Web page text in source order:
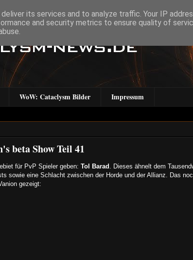
WoW: Cataclysm Bilder Impressum
beta Show Teil 41
für PvP Spieler geben: Tol Barad
. Dieses ähnelt dem
sowie eine Schlacht zwischen der Horde und der Allianz. Das
gezeigt:
its services and to analyze traffic. Your IP
and security metrics to ensure quality of